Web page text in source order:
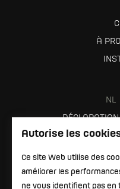
À
NL
Autorise les
Ce site Web utilise des
améliorer les
ne vous identifient pas en